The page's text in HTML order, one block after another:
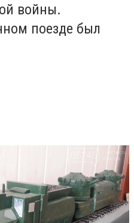
войны.
поезде был